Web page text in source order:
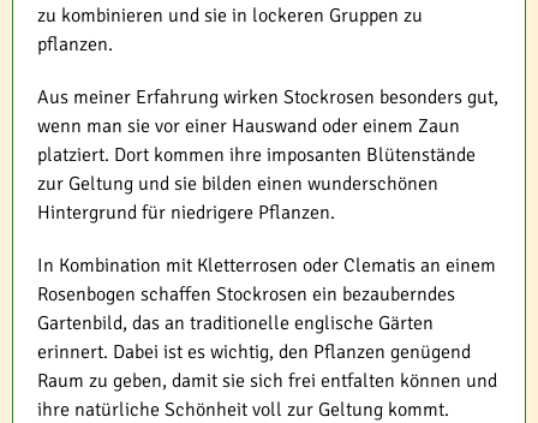
zu kombinieren und sie in lockeren Gruppen zu
pflanzen.
Aus meiner Erfahrung wirken Stockrosen besonders gut,
wenn man sie vor einer Hauswand oder einem Zaun
platziert. Dort kommen ihre imposanten Blütenstände
zur Geltung und sie bilden einen wunderschönen
Hintergrund für niedrigere Pflanzen.
In Kombination mit Kletterrosen oder Clematis an einem
Rosenbogen schaffen Stockrosen ein bezauberndes
Gartenbild, das an traditionelle englische Gärten
erinnert. Dabei ist es wichtig, den Pflanzen genügend
Raum zu geben, damit sie sich frei entfalten können und
ihre natürliche Schönheit voll zur Geltung kommt.